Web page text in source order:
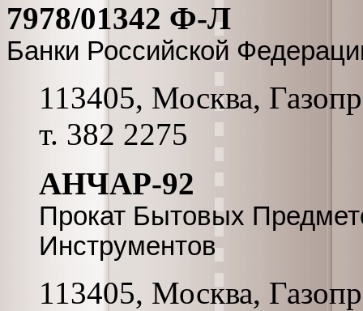
7978/01342 Ф-Л
Банки Российской
113405, Москва,
т. 382 2275
АНЧАР-92
Прокат Бытовых
Инструментов
113405, Москва,